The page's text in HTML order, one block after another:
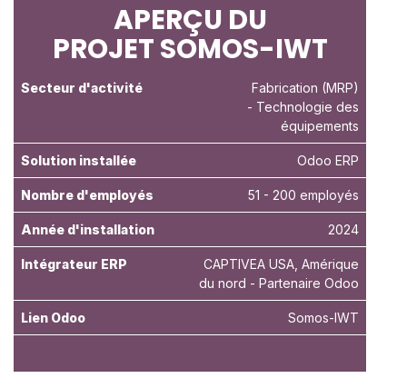
APERÇU DU
PROJET SOMOS-IWT
Secteur d'activité
Fabrication (MRP)
- Technologie des
équipements
Solution installée Odoo ERP
Nombre d'employés 51 - 200 employés
Année d'installation 2024
Intégrateur ERP
CAPTIVEA USA, Amérique
du nord - Partenaire Odoo
Lien Odoo Somos-IWT